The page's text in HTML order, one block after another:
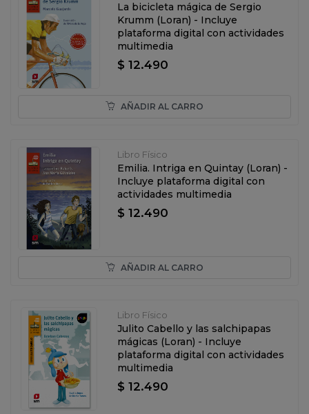
La bicicleta mágica de Sergio
Krumm (Loran) - Incluye
plataforma digital con actividades
multimedia
$ 12.490
AÑADIR AL CARRO
Libro Físico
Emilia. Intriga en Quintay (Loran) -
Incluye plataforma digital con
actividades multimedia
$ 12.490
AÑADIR AL CARRO
Libro Físico
Julito Cabello y las salchipapas
mágicas (Loran) - Incluye
plataforma digital con actividades
multimedia
$ 12.490